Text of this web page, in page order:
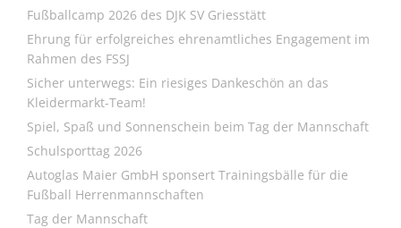
Fußballcamp 2026 des DJK SV Griesstätt
Ehrung für erfolgreiches ehrenamtliches Engagement im
Rahmen des FSSJ
Sicher unterwegs: Ein riesiges Dankeschön an das
Kleidermarkt-Team!
Spiel, Spaß und Sonnenschein beim Tag der Mannschaft
Schulsporttag 2026
Autoglas Maier GmbH sponsert Trainingsbälle für die
Fußball Herrenmannschaften
Tag der Mannschaft